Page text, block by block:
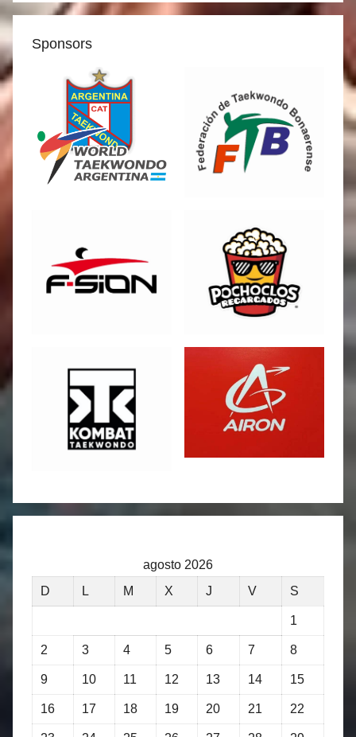
Sponsors
agosto 2026
D
L M X J V S
1
2 3 4 5 6 7 8
9 10 11 12 13 14 15
16 17 18 19 20 21 22